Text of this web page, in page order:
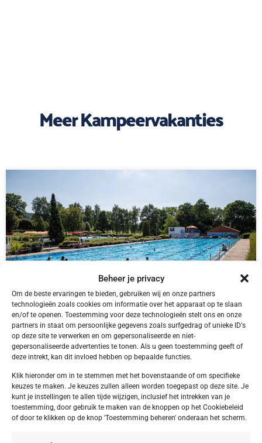
Beheer je privacy
Om de beste ervaringen te bieden, gebruiken wij en onze partners
technologieën zoals cookies om informatie over het apparaat op te slaan
en/of te openen. Toestemming voor deze technologieën stelt ons en onze
partners in staat om persoonlijke gegevens zoals surfgedrag of unieke ID's
op deze site te verwerken en om gepersonaliseerde en niet-
gepersonaliseerde advertenties te tonen. Als u geen toestemming geeft of
deze intrekt, kan dit invloed hebben op bepaalde functies.
Klik hieronder om in te stemmen met het bovenstaande of om specifieke
keuzes te maken. Je keuzes zullen alleen worden toegepast op deze site. Je
kunt je instellingen te allen tijde wijzigen, inclusief het intrekken van je
toestemming, door gebruik te maken van de knoppen op het Cookiebeleid
of door te klikken op de knop 'Toestemming beheren' onderaan het scherm.
Meer Kampeervakanties
DE, Bliesgau
Bliesgau Gersheim Camping Walsheim
€ 395,00